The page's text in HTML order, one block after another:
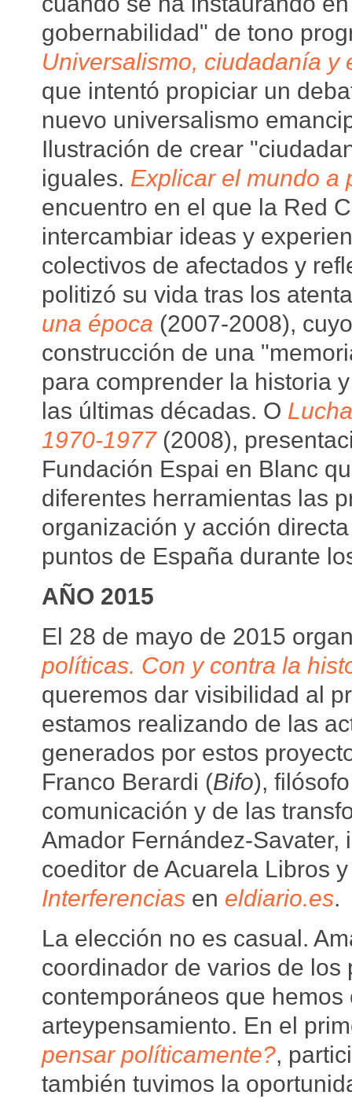
gobernabilidad" de tono
Universalismo, ciudadanía y
que intentó propiciar un
nuevo universalismo
Ilustración de crear
iguales. Explicar el mundo a
encuentro en el que la Red
intercambiar ideas y
colectivos de afectados y
politizó su vida tras los
una época (2007-2008),
construcción de una
para comprender la historia
las últimas décadas. O
1970-1977(2008),
Fundación Espai en Blanc
diferentes herramientas las
organización y acción
puntos de España durante
AÑO 2015
El 28 de mayo de 2015
políticas. Con y contra la
queremos dar visibilidad al
estamos realizando de las
generados por estos
Franco Berardi (Bifo),
comunicación y de las
Amador Fernández-
coeditor de Acuarela Libros
Interferencias en eldiario.es.
La elección no es casual.
coordinador de varios de
contemporáneos que
arteypensamiento. En el
pensar políticamente?,
también tuvimos la